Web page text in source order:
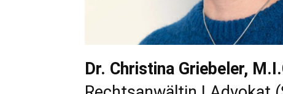
Dr. Christina Griebeler,